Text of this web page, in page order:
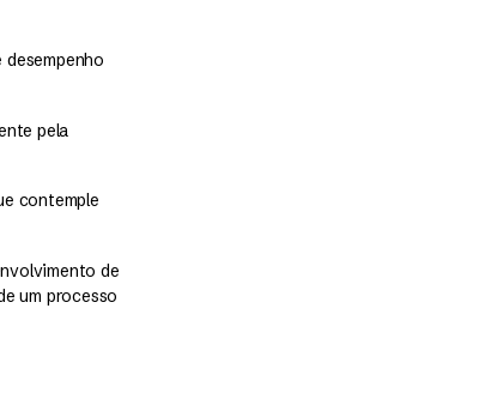
pela
contemple
de
um processo